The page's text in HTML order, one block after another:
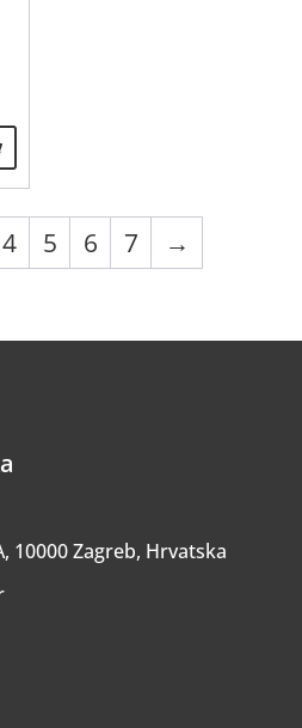
4 5 6 7 →
10000 Zagreb, Hrvatska